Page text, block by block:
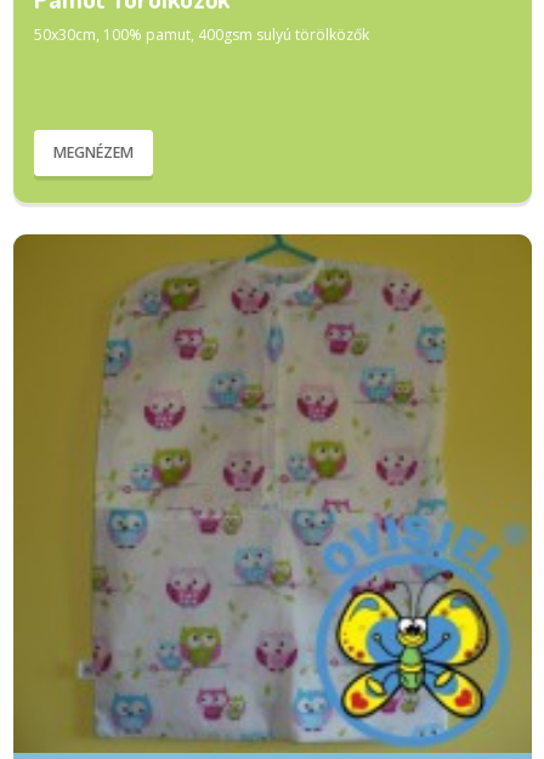
50x30cm, 100% pamut, 400gsm sulyú törölközők
MEGNÉZEM